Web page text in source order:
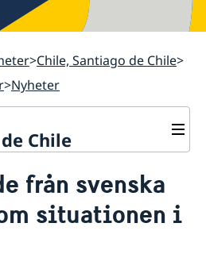
Chile, Santiago de Chile
Nyheter
Chile
företag
företag
från svenska
situationen i